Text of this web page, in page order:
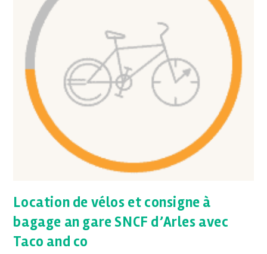
Location de vélos et consigne à
bagage an gare SNCF d’Arles avec
Taco and co